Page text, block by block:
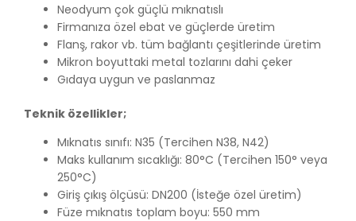
Neodyum çok güçlü mıknatıslı
Firmanıza özel ebat ve güçlerde üretim
Flanş, rakor vb. tüm bağlantı çeşitlerinde üretim
Mikron boyuttaki metal tozlarını dahi çeker
Gıdaya uygun ve paslanmaz
Teknik özellikler;
Mıknatıs sınıfı: N35 (Tercihen N38, N42)
Maks kullanım sıcaklığı: 80°C (Tercihen 150° veya
250°C)
Giriş çıkış ölçüsü: DN200 (İsteğe özel üretim)
Füze mıknatıs toplam boyu: 550 mm